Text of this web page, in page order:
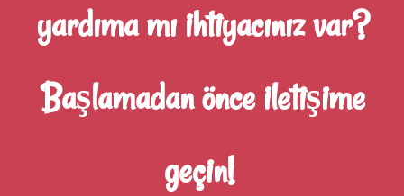
yardıma mı ihtiyacınız var?
Başlamadan önce iletişime
geçin!